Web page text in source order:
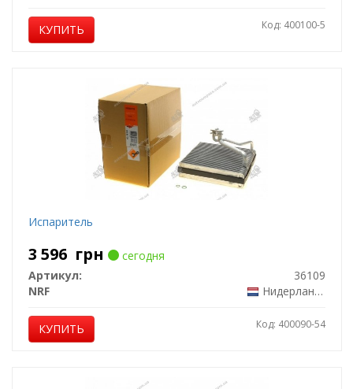
КУПИТЬ Код: 400100-5
Испаритель
3 596 грн
сегодня
Артикул:
36109
NRF
Нидерланды
КУПИТЬ Код: 400090-54